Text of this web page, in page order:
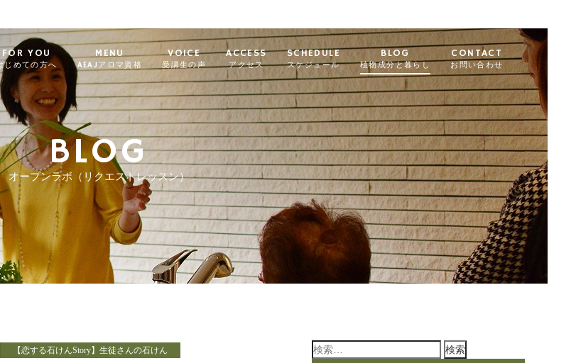
FOR YOU
じめての方へ
MENU
AEAJアロマ資格
VOICE
受講生の声
ACCESS
アクセス
SCHEDULE
スケジュール
BLOG
植物成分と暮らし
CONTACT
お問い合わせ
BLOG
オープンラボ（リクエストレッスン）
【恋する石けんStory】生徒さんの石けん
検